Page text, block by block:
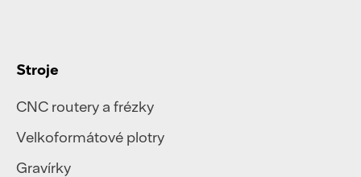
Stroje
CNC routery a frézky
Velkoformátové plotry
Gravírky